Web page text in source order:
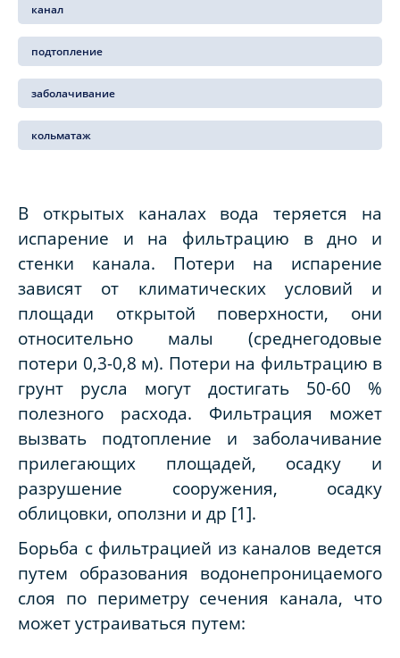
канал
подтопление
заболачивание
кольматаж
В открытых каналах вода теряется на
испарение и на фильтрацию в дно и
стенки канала. Потери на испарение
зависят от климатических условий и
площади открытой поверхности, они
относительно малы (среднегодовые
потери 0,3-0,8 м). Потери на фильтрацию в
грунт русла могут достигать 50-60 %
полезного расхода. Фильтрация может
вызвать подтопление и заболачивание
прилегающих площадей, осадку и
разрушение сооружения, осадку
облицовки, оползни и др [1].
Борьба с фильтрацией из каналов ведется
путем образования водонепроницаемого
слоя по периметру сечения канала, что
может устраиваться путем: